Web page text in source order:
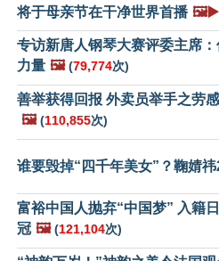
将于母亲节在干净世界首播 🖼️▶️
专访新唐人钢琴大赛评委主席
力量 🖼️ (79,774次)
善举获得回报 外卖员举手之劳
🖼️ (110,855次)
谁要毁掉“四千年美女”？鞠婧
富裕中国人抛弃“中国梦” 入籍
冠 🖼️ (121,104次)